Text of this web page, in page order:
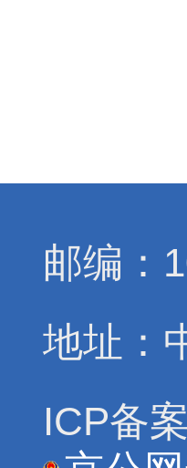
邮编：
地址：
ICP备